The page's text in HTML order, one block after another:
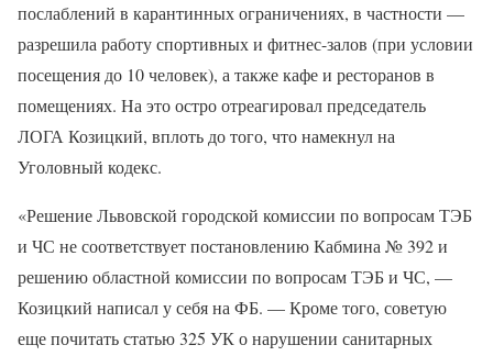
послаблений в карантинных ограничениях, в частности —
разрешила работу спортивных и фитнес-залов (при условии
посещения до 10 человек), а также кафе и ресторанов в
помещениях. На это остро отреагировал председатель
ЛОГА Козицкий, вплоть до того, что намекнул на
Уголовный кодекс.
«Решение Львовской городской комиссии по вопросам ТЭБ
и ЧС не соответствует постановлению Кабмина № 392 и
решению областной комиссии по вопросам ТЭБ и ЧС, —
Козицкий написал у себя на ФБ. — Кроме того, советую
еще почитать статью 325 УК о нарушении санитарных